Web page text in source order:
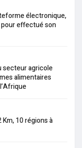
électronique,
effectué son
secteur agricole
alimentaires
10 régions à